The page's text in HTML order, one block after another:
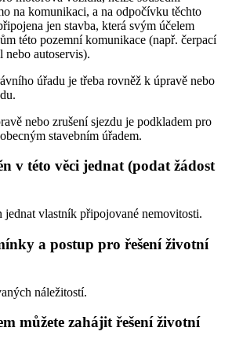
na komunikaci, a na odpočívku těchto
jen stavba, která svým účelem
této pozemní komunikace (např. čerpací
nebo autoservis).
úřadu je třeba rovněž k úpravě nebo
nebo zrušení sjezdu je podkladem pro
stavebním úřadem.
v této věci jednat (podat žádost
jednat vlastník připojované nemovitosti.
a postup pro řešení životní
náležitostí.
můžete zahájit řešení životní